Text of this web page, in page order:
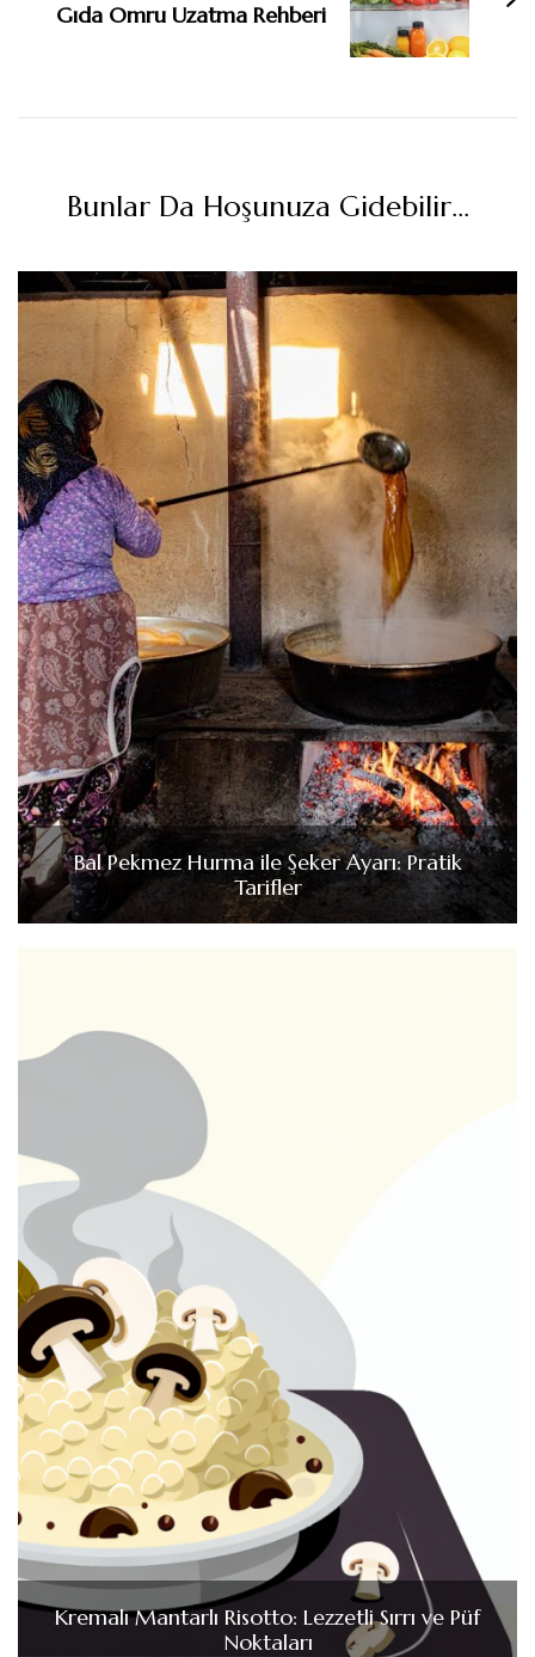
Gıda Omru Uzatma Rehberi
Bunlar Da Hoşunuza Gidebilir...
Bal Pekmez Hurma ile Şeker Ayarı: Pratik
Tarifler
Kremalı Mantarlı Risotto: Lezzetli Sırrı ve Püf
Noktaları